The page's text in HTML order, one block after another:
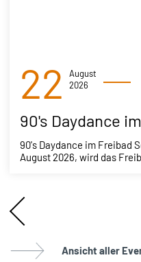
22
August
2026
90's Daydance
90's Daydance im Freibad
August 2026, wird das
Ansicht aller